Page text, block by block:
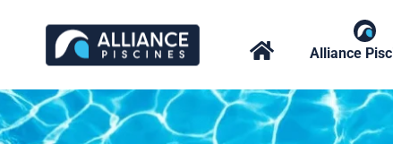
contenu
Alliance